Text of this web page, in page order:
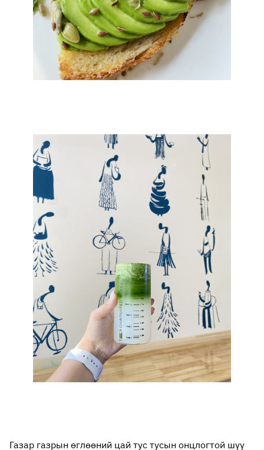
Газар газрын өглөөний цай тус тусын онцлогтой шүү